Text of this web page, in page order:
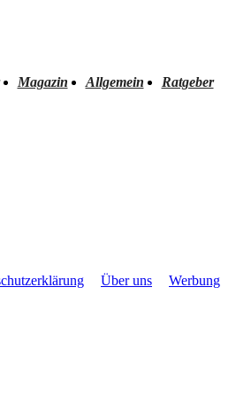
Magazin Allgemein Ratgeber
Über uns Werbung